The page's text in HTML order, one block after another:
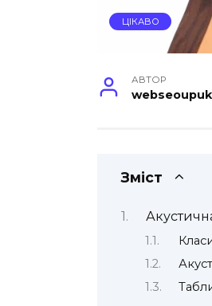
ЦІКАВО
АВТОР
Зміст